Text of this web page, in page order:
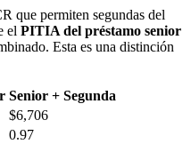
que permiten segundas del
el PITIA del préstamo senior
Esta es una distinción
Senior + Segunda
$6,706
0.97